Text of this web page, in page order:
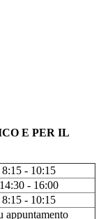
E PER IL
8:15 - 10:15
- 16:00
8:15 - 10:15
appuntamento